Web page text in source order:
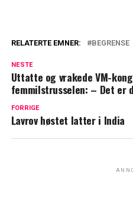
RELATERTE EMNER: BEGRENSE
NESTE
Uttatte og vrakede VM-
femmilstrusselen: – Det er
FORRIGE
Lavrov høstet latter i India